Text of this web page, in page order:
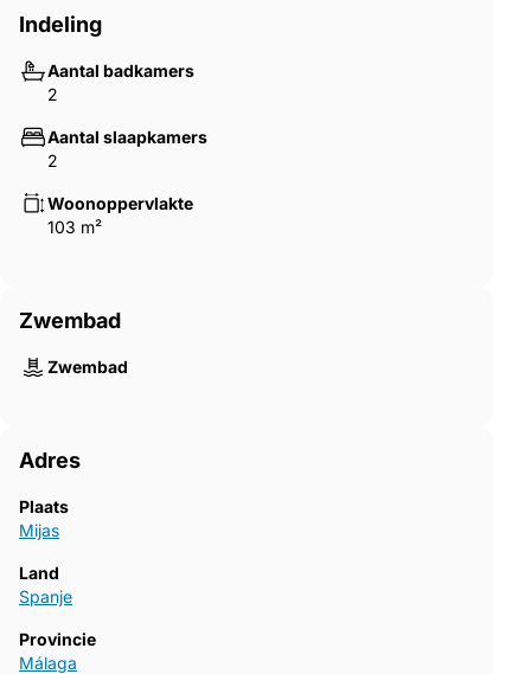
Indeling
Aantal badkamers
2
Aantal slaapkamers
2
Woonoppervlakte
103 m²
Zwembad
Zwembad
Adres
Plaats
Mijas
Land
Spanje
Provincie
Málaga